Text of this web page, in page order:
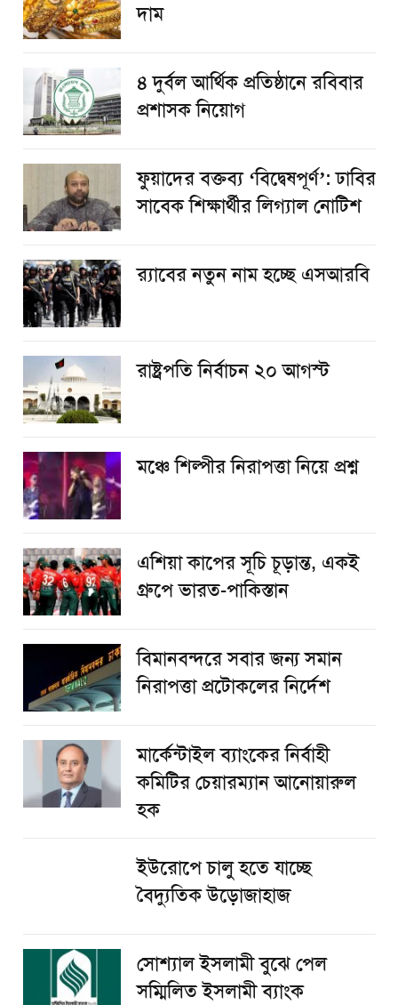
দাম
৪ দুর্বল আর্থিক প্রতিষ্ঠানে রবিবার
প্রশাসক নিয়োগ
ফুয়াদের বক্তব্য ‘বিদ্বেষপূর্ণ’: ঢাবির
সাবেক শিক্ষার্থীর লিগ্যাল নোটিশ
র‌্যাবের নতুন নাম হচ্ছে এসআরবি
রাষ্ট্রপতি নির্বাচন ২০ আগস্ট
​মঞ্চে শিল্পীর নিরাপত্তা নিয়ে প্রশ্ন
এশিয়া কাপের সূচি চূড়ান্ত, একই
গ্রুপে ভারত-পাকিস্তান
বিমানবন্দরে সবার জন্য সমান
নিরাপত্তা প্রটোকলের নির্দেশ
মার্কেন্টাইল ব্যাংকের নির্বাহী
কমিটির চেয়ারম্যান আনোয়ারুল
হক
ইউরোপে চালু হতে যাচ্ছে
বৈদ্যুতিক উড়োজাহাজ
সোশ্যাল ইসলামী বুঝে পেল
সম্মিলিত ইসলামী ব্যাংক